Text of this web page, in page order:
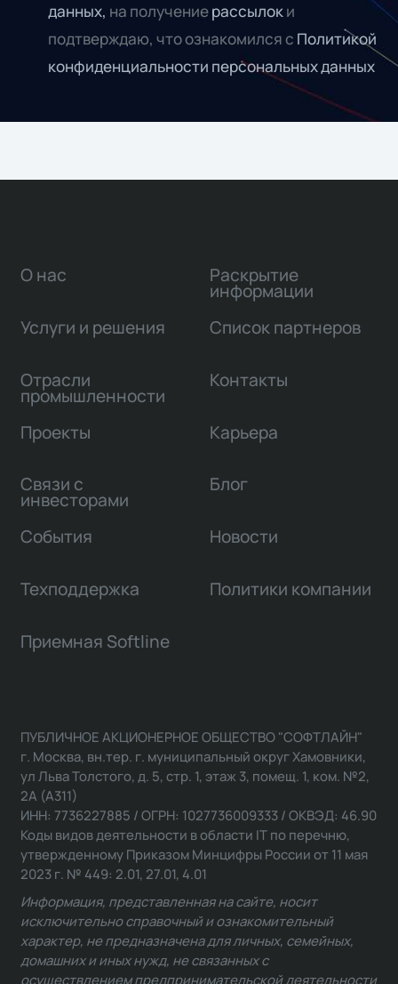
данных, на получениерассылоки
подтверждаю, что ознакомился с Политикой
конфиденциальности персональных данных
О нас
Услуги и решения
Отрасли
промышленности
Проекты
Связи с
инвесторами
Раскрытие
информации
Список партнеров
Контакты
Карьера
Блог
События Новости
Техподдержка Политики компании
Приемная Softline
ПУБЛИЧНОЕ АКЦИОНЕРНОЕ ОБЩЕСТВО "СОФТЛАЙН"
г. Москва, вн.тер. г. муниципальный округ Хамовники,
ул Льва Толстого, д. 5, стр. 1, этаж 3, помещ. 1, ком. №2,
2А (А311)
ИНН: 7736227885 / ОГРН: 1027736009333 / ОКВЭД: 46.90
Коды видов деятельности в области IT по перечню,
утвержденному Приказом Минцифры России от 11 мая
2023 г. № 449: 2.01, 27.01, 4.01
Информация, представленная на сайте, носит
исключительно справочный и ознакомительный
характер, не предназначена для личных, семейных,
домашних и иных нужд, не связанных с
осуществлением предпринимательской деятельности